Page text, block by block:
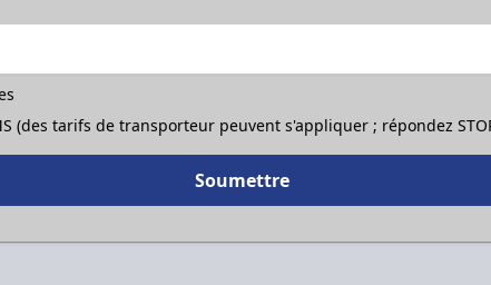
(des tarifs de transporteur peuvent s'appliquer ; répondez
Soumettre